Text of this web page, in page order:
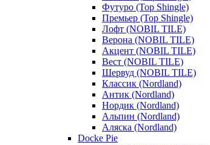
Футуро (Top Shingle)
Премьер (Top Shingle)
Лофт (NOBIL TILE)
Верона (NOBIL TILE)
Акцент (NOBIL TILE)
Вест (NOBIL TILE)
Шервуд (NOBIL TILE)
Классик (Nordland)
Антик (Nordland)
Нордик (Nordland)
Альпин (Nordland)
Аляска (Nordland)
Docke Pie